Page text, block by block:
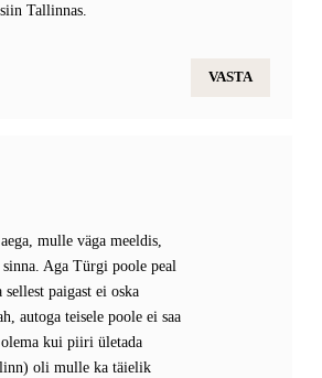
Tallinnas.
VASTA
mulle väga meeldis,
Aga Türgi poole peal
paigast ei oska
autoga teisele poole ei saa
olema kui piiri ületada
oli mulle ka täielik